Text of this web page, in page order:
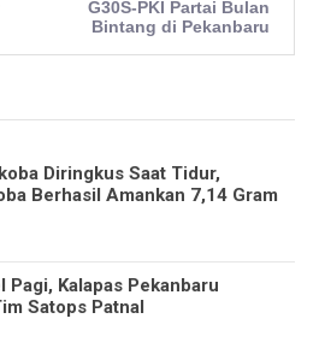
G30S-PKI Partai Bulan
Bintang di Pekanbaru
Diringkus Saat Tidur,
Berhasil Amankan 7,14 Gram
Pagi, Kalapas Pekanbaru
Satops Patnal